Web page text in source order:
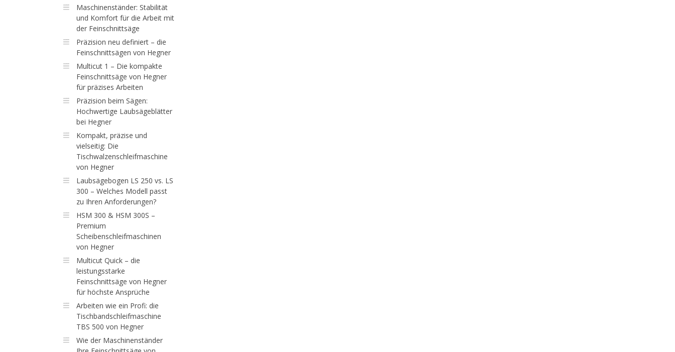
Maschinenständer: Stabilität
und Komfort für die Arbeit mit
der Feinschnittsäge
Präzision neu definiert – die
Feinschnittsägen von Hegner
Multicut 1 – Die kompakte
Feinschnittsäge von Hegner
für präzises Arbeiten
Präzision beim Sägen:
Hochwertige Laubsägeblätter
bei Hegner
Kompakt, präzise und
vielseitig: Die
Tischwalzenschleifmaschine
von Hegner
Laubsägebogen LS 250 vs. LS
300 – Welches Modell passt
zu Ihren Anforderungen?
HSM 300 & HSM 300S –
Premium
Scheibenschleifmaschinen
von Hegner
Multicut Quick – die
leistungsstarke
Feinschnittsäge von Hegner
für höchste Ansprüche
Arbeiten wie ein Profi: die
Tischbandschleifmaschine
TBS 500 von Hegner
Wie der Maschinenständer